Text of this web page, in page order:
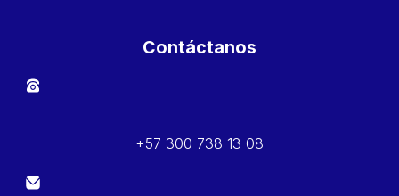
Contáctanos
+57 300 738 13 08